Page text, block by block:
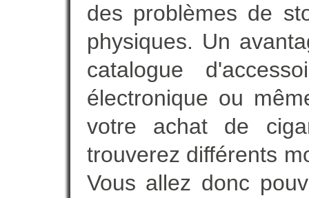
des problèmes de
physiques. Un
catalogue
électronique ou
votre achat de
trouverez différents
Vous allez donc